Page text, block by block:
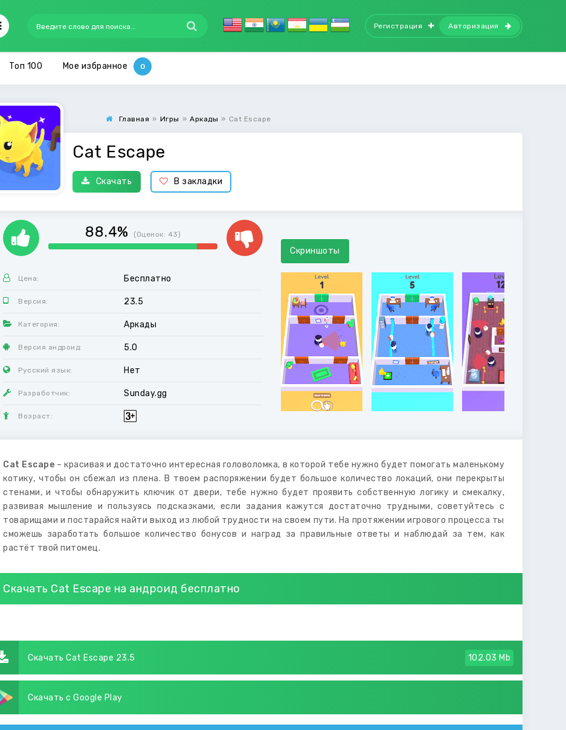
Регистрация Авторизация
Топ 100 Мое избранное
Главная » Игры » Аркады » Cat Escape
Cat Escape
Скачать В закладки
88.4% (Оценок: 43)
Цена: Бесплатно
Версия: 23.5
Категория: Аркады
Версия андроид: 5.0
Русский язык: Нет
Разработчик: Sunday.gg
Возраст:
Скриншоты
Cat Escape – красивая и достаточно интересная головоломка, в которой тебе нужно будет помогать маленькому
котику, чтобы он сбежал из плена. В твоем распоряжении будет большое количество локаций, они перекрыты
стенами, и чтобы обнаружить ключик от двери, тебе нужно будет проявить собственную логику и смекалку,
развивая мышление и пользуясь подсказками, если задания кажутся достаточно трудными, советуйтесь с
товарищами и постарайся найти выход из любой трудности на своем пути. На протяжении игрового процесса ты
сможешь заработать большое количество бонусов и наград за правильные ответы и наблюдай за тем, как
растёт твой питомец.
Скачать Cat Escape на андроид бесплатно
Скачать Cat Escape 23.5 102.03 Mb
Скачать с Google Play